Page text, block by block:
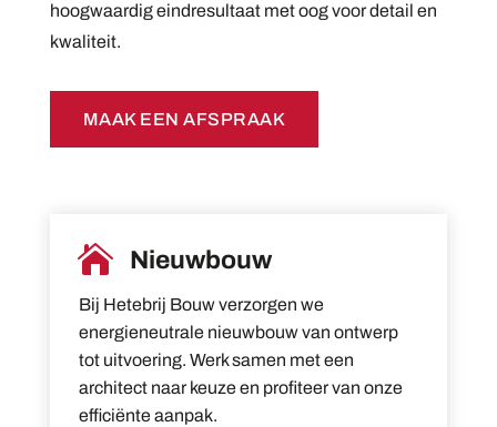
hoogwaardig eindresultaat met oog voor detail en
kwaliteit.
MAAK EEN AFSPRAAK
 Nieuwbouw
Bij Hetebrij Bouw verzorgen we
energieneutrale nieuwbouw van ontwerp
tot uitvoering. Werk samen met een
architect naar keuze en profiteer van onze
efficiënte aanpak.